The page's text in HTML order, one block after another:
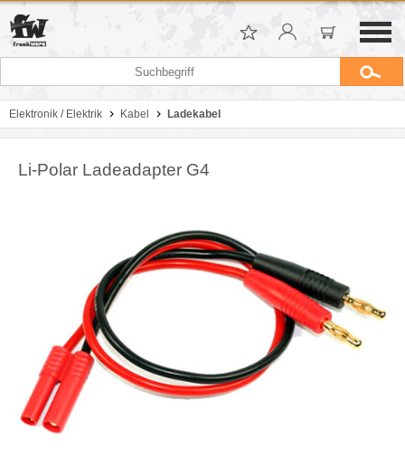
Elektronik / Elektrik Kabel Ladekabel
Li-Polar Ladeadapter G4